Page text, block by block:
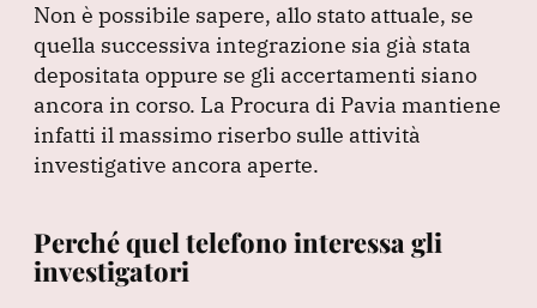
Non è possibile sapere, allo stato attuale, se
quella successiva integrazione sia già stata
depositata oppure se gli accertamenti siano
ancora in corso. La Procura di Pavia mantiene
infatti il massimo riserbo sulle attività
investigative ancora aperte.
Perché quel telefono interessa gli
investigatori